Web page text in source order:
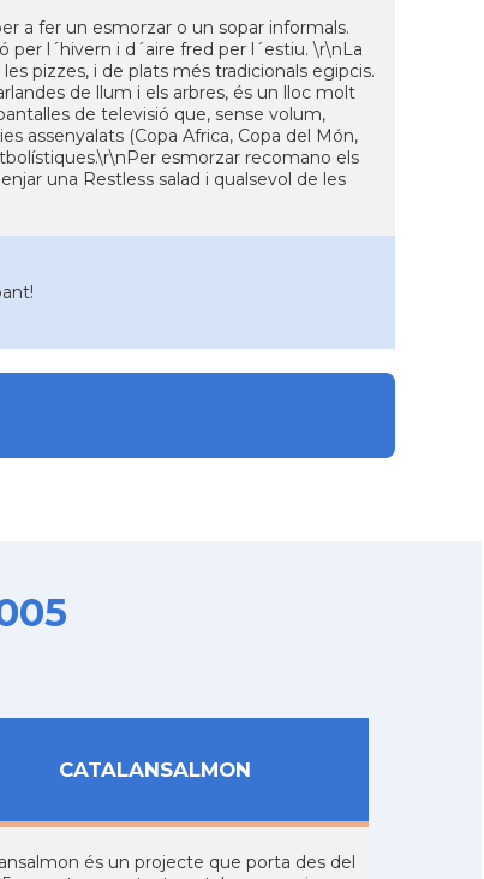
a fer un esmorzar o un sopar informals.
l´hivern i d´aire fred per l´estiu. \r\nLa
pizzes, i de plats més tradicionals egipcis.
de llum i els arbres, és un lloc molt
de televisió que, sense volum,
assenyalats (Copa Africa, Copa del Món,
esmorzar recomano els
una Restless salad i qualsevol de les
CATALANSALMON
és un projecte que porta des del